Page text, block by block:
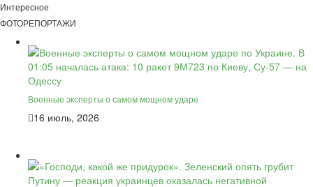
Интересное
ФОТОРЕПОРТАЖИ
Военные эксперты о самом мощном ударе
16 июль, 2026